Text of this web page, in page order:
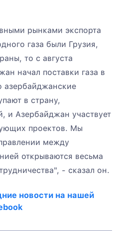
рынками экспорта
газа были Грузия,
то с августа
начал поставки газа в
азербайджанские
в страну,
и Азербайджан участвует
проектов. Мы
между
открываются весьма
- сказал он.
новости на нашей